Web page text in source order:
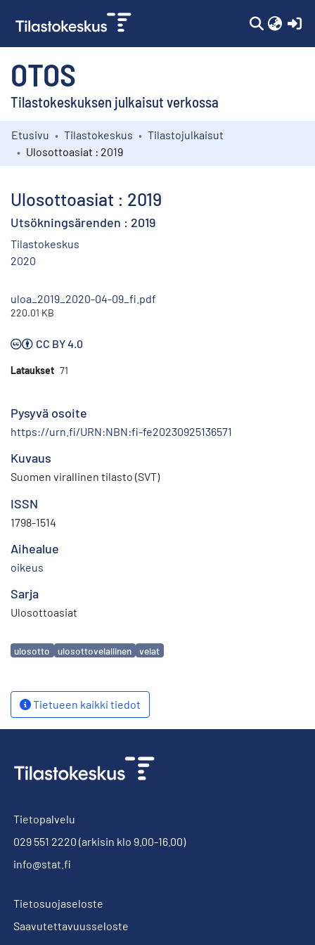
OTOS
Tilastokeskuksen julkaisut verkossa
Kokoelmat
Etusivu Tilastokeskus
Tilastojulkaisut
Ulosottoasiat : 2019
Ulosottoasiat : 2019
Utsökningsärenden : 2019
Tilastokeskus
2020
uloa_2019_2020-04-09_fi.pdf
220.01 KB
CC BY 4.0
Lataukset 71
Pysyvä osoite
https://urn.fi/URN:NBN:fi-fe20230925136571
Kuvaus
Suomen virallinen tilasto (SVT)
ISSN
1798-1514
Aihealue
oikeus
Sarja
Ulosottoasiat
Avainsanat
ulosotto ulosottovelallinen velat
Tietueen kaikki tiedot
Tietopalvelu
029 551 2220 (arkisin klo 9.00-16.00)
info@stat.fi
Tietosuojaseloste
Saavutettavuusseloste